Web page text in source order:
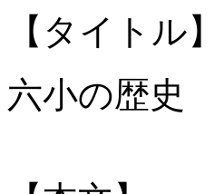
【タイトル】
六小の歴史